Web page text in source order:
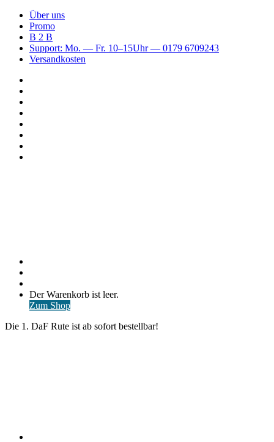
Über uns
Promo
B 2 B
Support: Mo. — Fr. 10–15Uhr — 0179 6709243
Versandkosten
Warenkorb
ansehen
Der Warenkorb ist leer.
Zum Shop
Die 1. DaF Rute ist ab sofort bestellbar!